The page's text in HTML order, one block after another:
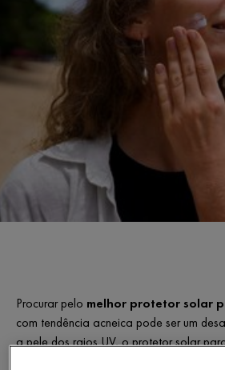
Procurar pelo melhor protetor solar
com tendência acneica pode ser um
a pele dos raios UV, o protetor solar
ainda controlar a oleosidade,